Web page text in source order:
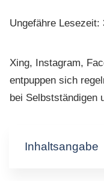
Ungefähre Lesezeit:
Xing, Instagram,
entpuppen sich
bei Selbstständigen
Inhaltsangabe